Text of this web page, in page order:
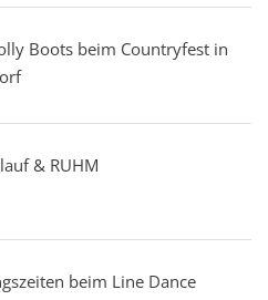
Boots beim Countryfest in
& RUHM
beim Line Dance